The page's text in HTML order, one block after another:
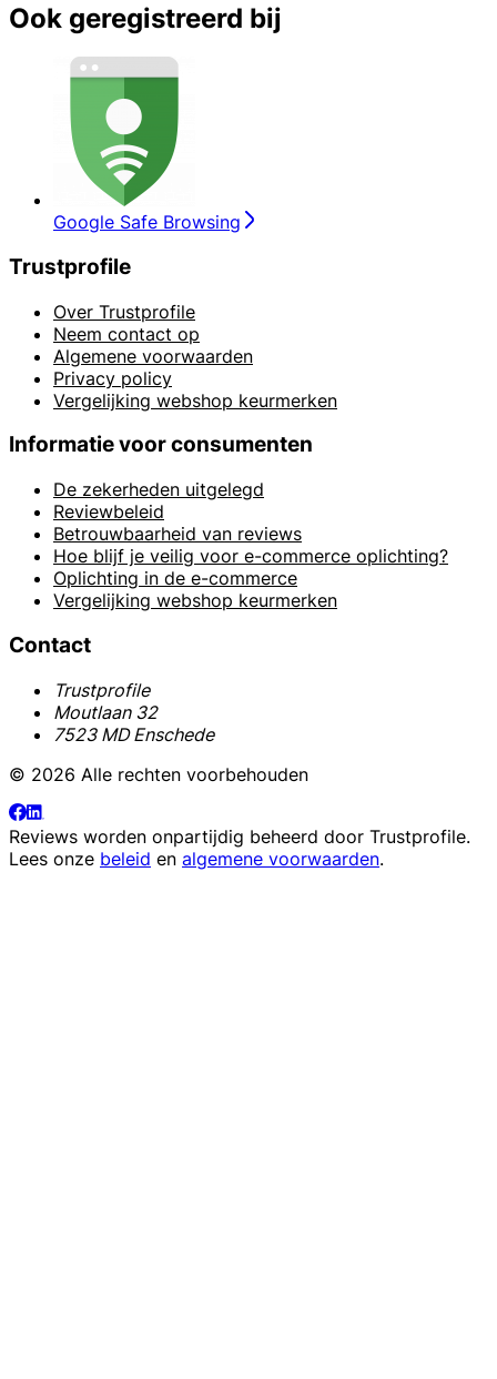
Ook geregistreerd bij
Google Safe Browsing
Trustprofile
Over Trustprofile
Neem contact op
Algemene voorwaarden
Privacy policy
Vergelijking webshop keurmerken
Informatie voor consumenten
De zekerheden uitgelegd
Reviewbeleid
Betrouwbaarheid van reviews
Hoe blijf je veilig voor e-commerce oplichting?
Oplichting in de e-commerce
Vergelijking webshop keurmerken
Contact
Trustprofile
Moutlaan 32
7523 MD Enschede
© 2026 Alle rechten voorbehouden
Reviews worden onpartijdig beheerd door Trustprofile.
Lees onze beleid en algemene voorwaarden.